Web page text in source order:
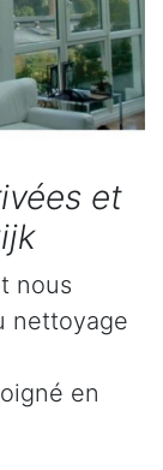
et
nous
nettoyage
en